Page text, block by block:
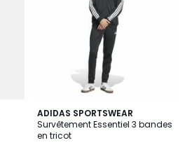
ADIDAS SPORTSWEAR
Survêtement Essentiel 3 bandes
en tricot
4,6
/ 5
2
Couleurs